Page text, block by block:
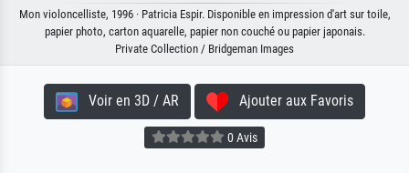
Mon violoncelliste, 1996 · Patricia Espir. Disponible en impression d'art sur toile,
papier photo, carton aquarelle, papier non couché ou papier japonais.
Private Collection / Bridgeman Images
Voir en 3D / AR Ajouter aux Favoris
0 Avis